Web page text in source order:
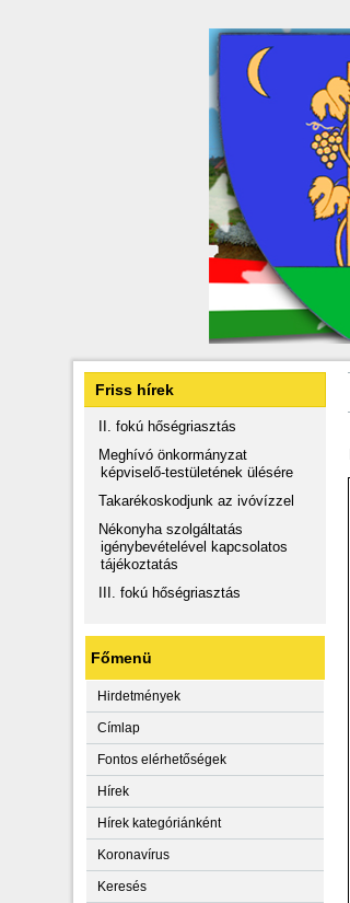
Friss hírek
II. fokú hőségriasztás
Meghívó önkormányzat
képviselő-testületének ülésére
Takarékoskodjunk az ivóvízzel
Nékonyha szolgáltatás
igénybevételével kapcsolatos
tájékoztatás
III. fokú hőségriasztás
Főmenü
Hirdetmények
Címlap
Fontos elérhetőségek
Hírek
Hírek kategóriánként
Koronavírus
Keresés